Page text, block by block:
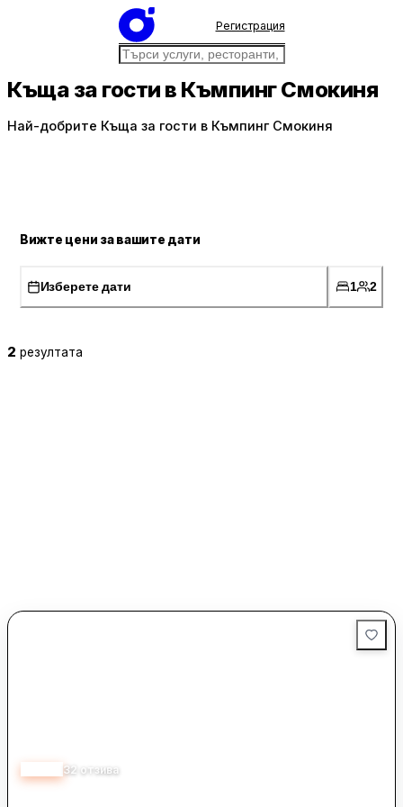
Регистрация
Къща за гости в Къмпинг Смокиня
Най-добрите Къща за гости в Къмпинг Смокиня
Вижте цени за вашите дати
Изберете дати 1 2
2 резултата
32 отзива